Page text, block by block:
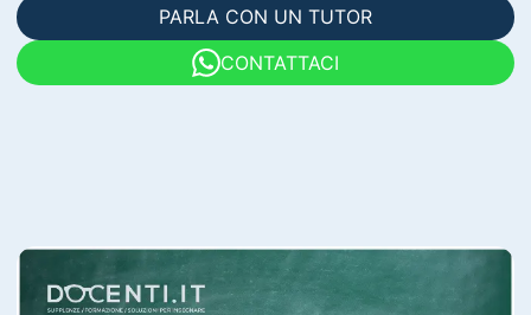
PARLA CON UN TUTOR
CONTATTACI